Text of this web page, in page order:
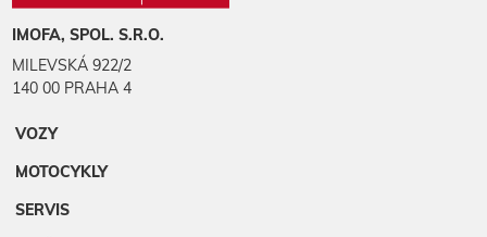
IMOFA, SPOL. S.R.O.
MILEVSKÁ 922/2
140 00 PRAHA 4
VOZY
MOTOCYKLY
SERVIS